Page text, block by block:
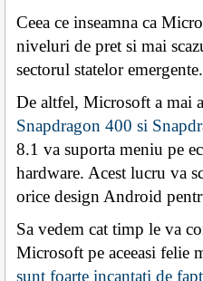
Ceea ce inseamna ca
niveluri de pret si mai
sectorul statelor emergente.
De altfel, Microsoft a mai
Snapdragon 400 si
8.1 va suporta meniu pe
hardware. Acest lucru va
orice design Android
Sa vedem cat timp le va
Microsoft pe aceeasi felie
sunt foarte incantati de